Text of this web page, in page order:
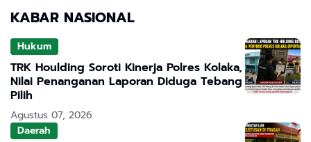
KABAR NASIONAL
Hukum
TRK Houlding Soroti Kinerja Polres Kolaka,
Nilai Penanganan Laporan Diduga Tebang
Pilih
Agustus 07, 2026
Daerah